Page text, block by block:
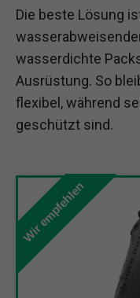
Die beste Lösung
wasserdichte
Ausrüstung. So
flexibel, während
geschützt sind.
Wir empfehlen